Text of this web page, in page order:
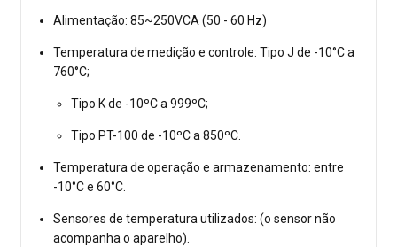
Alimentação: 85~250VCA (50 - 60 Hz)
Temperatura de medição e controle: Tipo J de -10°C a
760°C;
Tipo K de -10ºC a 999ºC;
Tipo PT-100 de -10ºC a 850ºC.
Temperatura de operação e armazenamento: entre
-10°C e 60°C.
Sensores de temperatura utilizados: (o sensor não
acompanha o aparelho).